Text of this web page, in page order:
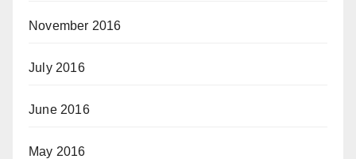
November 2016
July 2016
June 2016
May 2016